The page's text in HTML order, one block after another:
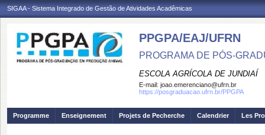
SIGAA - Sistema Integrado de Gestão de Atividades Acadêmicas
PPGPA/EAJ/UFRN
PROGRAMA DE PÓS-
ESCOLA AGRÍCOLA DE JUNDIAÍ
E-mail: joao.emerenciano@ufrn.br
https://posgraduacao.ufrn.br/PPGPA
Programme Enseignement Projets de Pecherche Calendrier Les